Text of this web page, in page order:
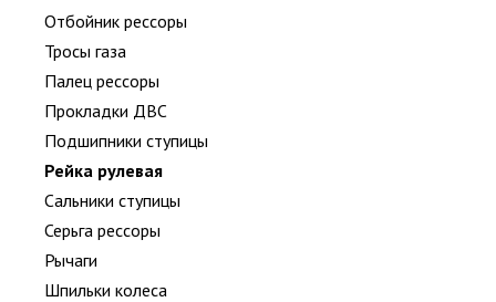
Отбойник рессоры
Тросы газа
Палец рессоры
Прокладки ДВС
Подшипники ступицы
Рейка рулевая
Сальники ступицы
Серьга рессоры
Рычаги
Шпильки колеса